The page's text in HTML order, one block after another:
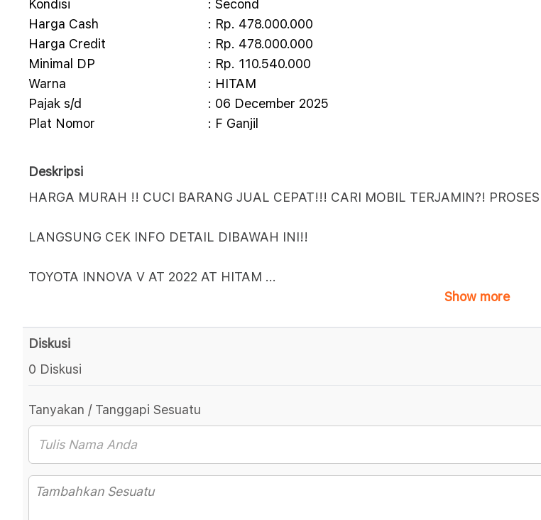
Kondisi
: Second
Harga Cash
: Rp. 478.000.000
Harga Credit
: Rp. 478.000.000
Minimal DP
: Rp. 110.540.000
Warna
: HITAM
Pajak s/d
: 06 December 2025
Plat Nomor
: F Ganjil
Deskripsi
HARGA MURAH !! CUCI BARANG JUAL CEPAT!!! CARI MOBIL TERJAMIN?!
LANGSUNG CEK INFO DETAIL DIBAWAH INI!!
TOYOTA INNOVA V AT 2022 AT HITAM ...
Show more
Diskusi
0 Diskusi
Tanyakan / Tanggapi Sesuatu